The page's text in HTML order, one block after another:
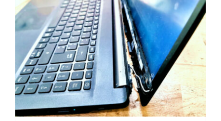
MAISON
PROMOTION